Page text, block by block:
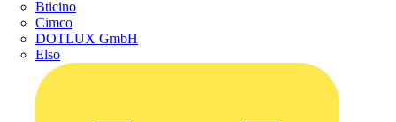
Bticino
Cimco
DOTLUX GmbH
Elso